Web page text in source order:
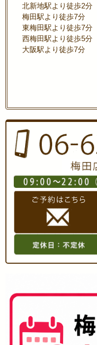
北新地駅より徒歩2分
梅田駅より徒歩7分
東梅田駅より徒歩7分
西梅田駅より徒歩5分
大阪駅より徒歩7分